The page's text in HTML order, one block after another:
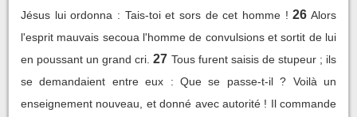
Jésus lui ordonna : Tais-toi et sors de cet homme ! 26 Alors
l'esprit mauvais secoua l'homme de convulsions et sortit de lui
en poussant un grand cri. 27 Tous furent saisis de stupeur ; ils
se demandaient entre eux : Que se passe-t-il ? Voilà un
enseignement nouveau, et donné avec autorité ! Il commande